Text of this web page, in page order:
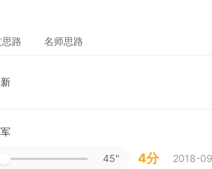
路 名师思路
45" 4分 2018-